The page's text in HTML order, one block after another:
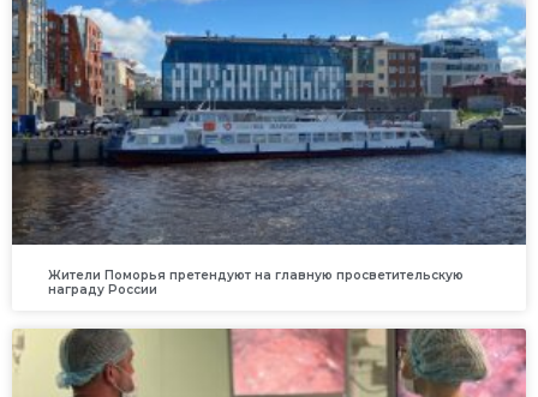
Жители Поморья претендуют на главную просветительскую
награду России